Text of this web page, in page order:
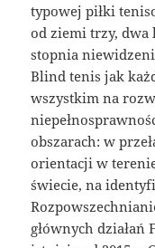
typowej piłki
od ziemi trzy, dwa
stopnia
Blind tenis jak
wszystkim na
obszarach: w
orientacji w
świecie, na
głównych